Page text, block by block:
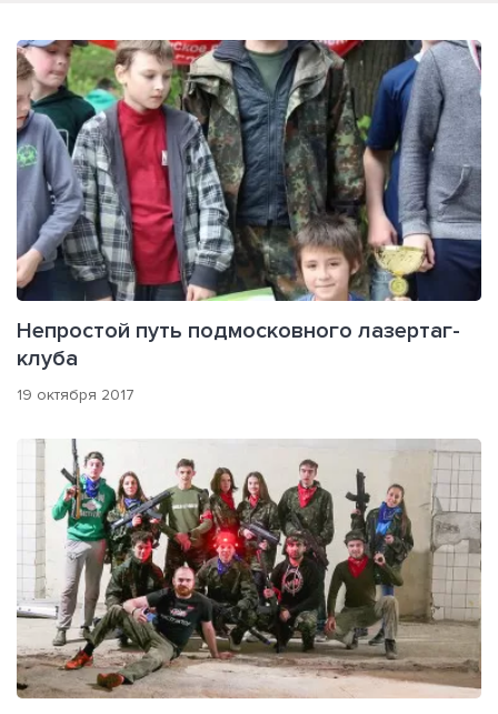
Непростой путь подмосковного лазертаг-
клуба
19 октября 2017